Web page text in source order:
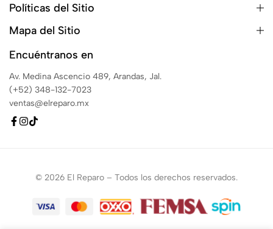
Políticas del Sitio
Mapa del Sitio
Encuéntranos en
Av. Medina Ascencio 489, Arandas, Jal.
(+52) 348-132-7023
ventas@elreparo.mx
© 2026 El Reparo – Todos los derechos reservados.